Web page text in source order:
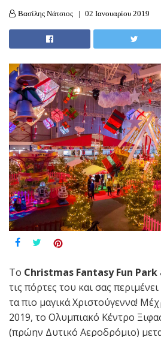
Βασίλης Νάτσιος 02 Ιανουαρίου 2019
Το Christmas Fantasy Fun Park
τις πόρτες του και σας
τα πιο μαγικά Χριστούγεννα!
2019, το Ολυμπιακό Κέντρο
(πρώην Δυτικό Αεροδρόμιο)